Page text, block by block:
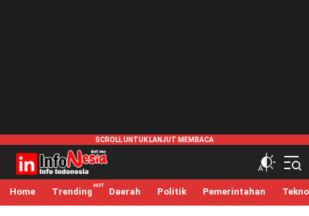
infonesia.me
Info Indonesia
Home Trending Daerah Politik Pemerintahan Tekno